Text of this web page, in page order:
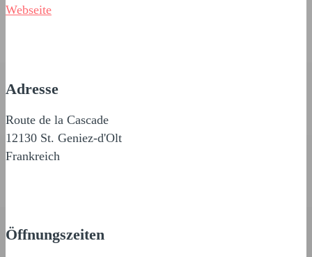
Webseite
Adresse
Route de la Cascade
12130 St. Geniez-d'Olt
Frankreich
Öffnungszeiten